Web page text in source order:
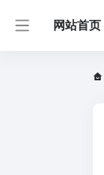
网站首页